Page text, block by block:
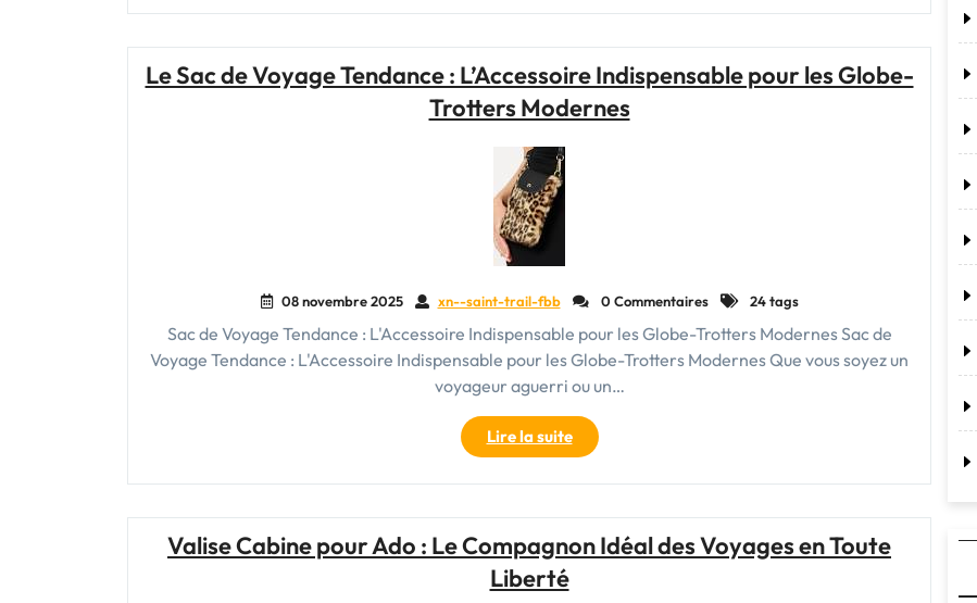
Comment
Meilleure
Valise
Le Sac de Voyage Tendance : L’Accessoire Indispensable pour les Globe-
Trotters Modernes
08 novembre 2025 xn--saint-trail-fbb 0 Commentaires 24 tags
Sac de Voyage Tendance : L'Accessoire Indispensable pour les Globe-Trotters Modernes Sac de
Voyage Tendance : L'Accessoire Indispensable pour les Globe-Trotters Modernes Que vous soyez un
voyageur aguerri ou un…
Lire la suite"Le
Sac
de
Tendance
:
Valise Cabine pour Ado : Le Compagnon Idéal des Voyages en Toute
Liberté